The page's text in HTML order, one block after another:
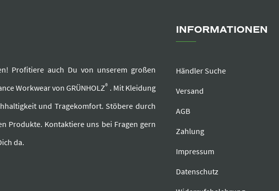
Profitiere auch Du von unserem großen
Workwear von GRÜNHOLZ® . Mit Kleidung
und Tragekomfort. Stöbere durch
Produkte. Kontaktiere uns bei Fragen gern
da.
INFORMATIONEN
Händler Suche
Versand
AGB
Zahlung
Impressum
Datenschutz